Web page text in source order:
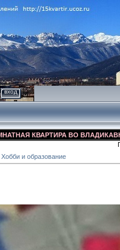
вход
КВАРТИРА ВО
Хобби и образование